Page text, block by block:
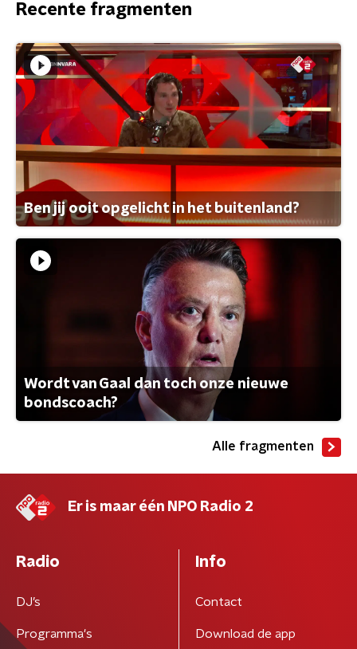
Recente fragmenten
Ben jij ooit opgelicht in het buitenland?
Wordt van Gaal dan toch onze nieuwe
bondscoach?
Alle fragmenten
Er is maar één NPO Radio 2
Radio
DJ’s
Programma's
Info
Contact
Download de app